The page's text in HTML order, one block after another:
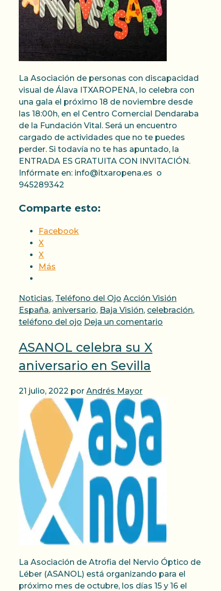
La Asociación de personas con discapacidad
visual de Álava ITXAROPENA, lo celebra con
una gala el próximo 18 de noviembre desde
las 18:00h, en el Centro Comercial Dendaraba
de la Fundación Vital. Será un encuentro
cargado de actividades que no te puedes
perder. Si todavía no te has apuntado, la
ENTRADA ES GRATUITA CON INVITACIÓN.
Infórmate en: info@itxaropena.es o
945289342
Comparte esto:
Facebook
X
X
Más
Categorías
Noticias, Teléfono del Ojo Etiquetas
Acción Visión
España, aniversario, Baja Visión, celebración,
teléfono del ojo Deja un comentario
ASANOL celebra su X
aniversario en Sevilla
21 julio, 2022 por Andrés Mayor
La Asociación de Atrofia del Nervio Óptico de
Léber (ASANOL) está organizando para el
próximo mes de octubre, los días 15 y 16 el